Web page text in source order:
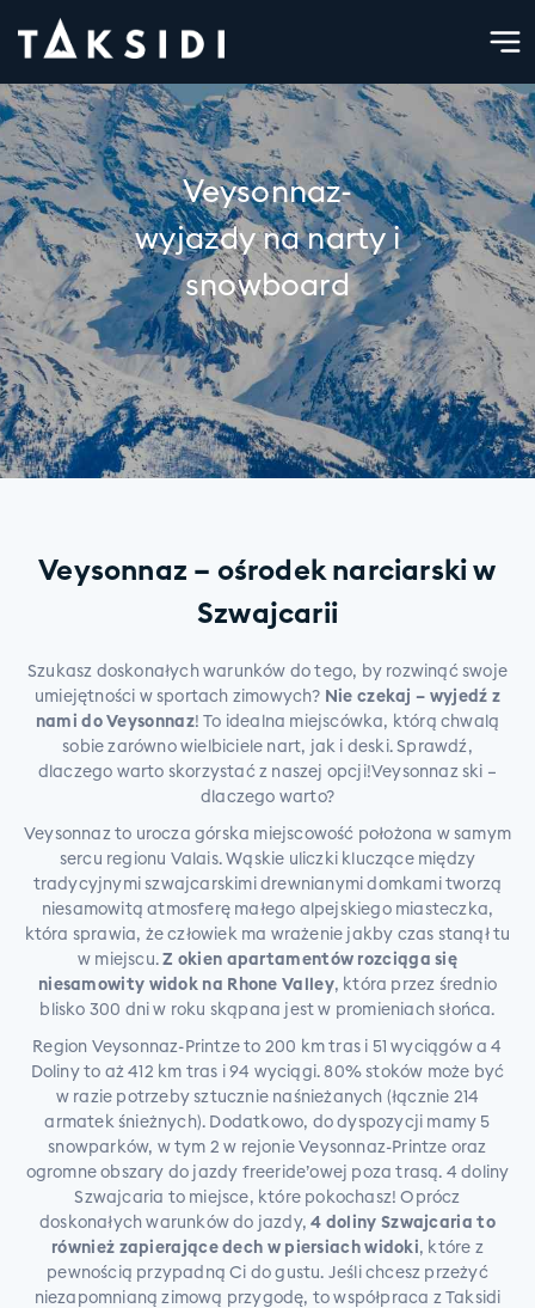
Veysonnaz-
wyjazdy na narty i
snowboard
Veysonnaz – ośrodek narciarski w
Szwajcarii
Szukasz doskonałych warunków do tego, by rozwinąć swoje
umiejętności w sportach zimowych? Nie czekaj – wyjedź z
nami do Veysonnaz! To idealna miejscówka, którą chwalą
sobie zarówno wielbiciele nart, jak i deski. Sprawdź,
dlaczego warto skorzystać z naszej opcji!Veysonnaz ski –
dlaczego warto?
Veysonnaz to urocza górska miejscowość położona w samym
sercu regionu Valais. Wąskie uliczki kluczące między
tradycyjnymi szwajcarskimi drewnianymi domkami tworzą
niesamowitą atmosferę małego alpejskiego miasteczka,
która sprawia, że człowiek ma wrażenie jakby czas stanął tu
w miejscu.Z okien apartamentów rozciąga się
niesamowity widok na Rhone Valley, która przez średnio
blisko 300 dni w roku skąpana jest w promieniach słońca.
Region Veysonnaz-Printze to 200 km tras i 51 wyciągów a 4
Doliny to aż 412 km tras i 94 wyciągi. 80% stoków może być
w razie potrzeby sztucznie naśnieżanych (łącznie 214
armatek śnieżnych). Dodatkowo, do dyspozycji mamy 5
snowparków, w tym 2 w rejonie Veysonnaz-Printze oraz
ogromne obszary do jazdy freeride’owej poza trasą. 4 doliny
Szwajcaria to miejsce, które pokochasz! Oprócz
doskonałych warunków do jazdy,4 doliny Szwajcaria to
również zapierające dech w piersiach widoki, które z
pewnością przypadną Ci do gustu. Jeśli chcesz przeżyć
niezapomnianą zimową przygodę, to współpraca z Taksidi